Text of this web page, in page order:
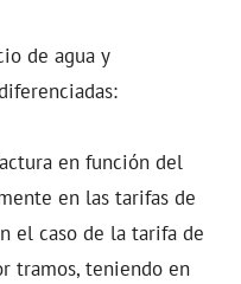
de agua y
en función del
en las tarifas de
el caso de la tarifa de
tramos, teniendo en